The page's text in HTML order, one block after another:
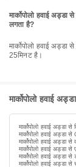
मार्कोपोलो हवाई अड्डा
लगता है?
मार्कोपोलो हवाई अड्डा से मोहम्मद वी ईन्टरनेशनल एयरपोर्ट तक की फ्लाइट की अवधि लगभग 3घंटे
25मिनट है।
मार्कोपोलो हवाई
मार्कोपोलो हवाई अड्डा से
मार्कोपोलो हवाई
मार्कोपोलो हवाई अड्डा
मार्कोपोलो हवाई अड्डा
मार्कोपोलो हवाई अड्डा
मार्कोपोलो हवाई अड्डा